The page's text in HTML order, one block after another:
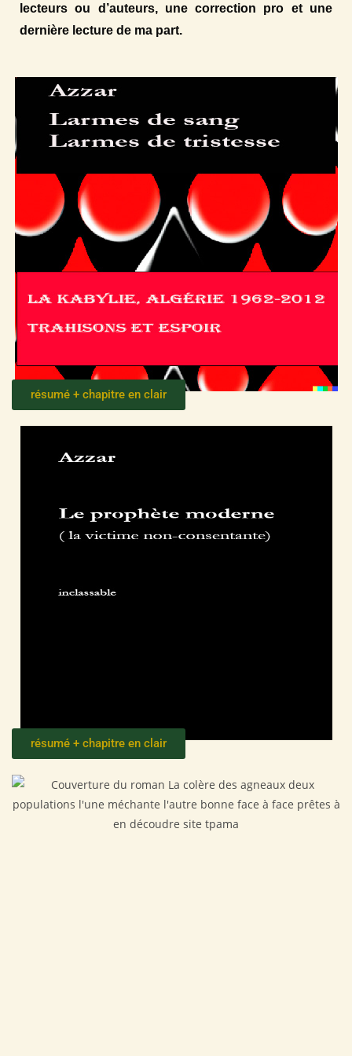
lecteurs ou d’auteurs, une correction pro et une
dernière lecture de ma part.
résumé + chapitre en clair
résumé + chapitre en clair